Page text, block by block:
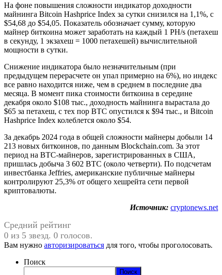
На фоне повышения сложности индикатор доходности
майнинга Bitcoin Hashprice Index за сутки снизился на 1,1%, с
$54,68 до $54,05. Показатель обозначает сумму, которую
майнер биткоина может заработать на каждый 1 PH/s (петахеш
в секунду, 1 экзахеш = 1000 петахешей) вычислительной
мощности в сутки.
Снижение индикатора было незначительным (при
предыдущем перерасчете он упал примерно на 6%), но индекс
все равно находится ниже, чем в среднем в последние два
месяца. В момент пика стоимости биткоина в середине
декабря около $108 тыс., доходность майнинга вырастала до
$65 за петахеш, с тех пор BTC опустился к $94 тыс., и Bitcoin
Hashprice Index колеблется около $54.
За декабрь 2024 года в общей сложности майнеры добыли 14
213 новых биткоинов, по данным Blockchain.com. За этот
период на BTC-майнеров, зарегистрированных в США,
пришлась добыча 3 602 BTC (около четверти). По подсчетам
инвестбанка Jeffries, американские публичные майнеры
контролируют 25,3% от общего хешрейта сети первой
криптовалюты.
Источник: cryptonews.net
Средний рейтинг
0 из 5 звезд. 0 голосов.
Вам нужно авторизироваться для того, чтобы проголосовать.
Поиск
Поиск